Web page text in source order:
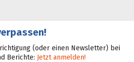
(oder einen Newsletter) bei
Berichte: Jetzt anmelden!